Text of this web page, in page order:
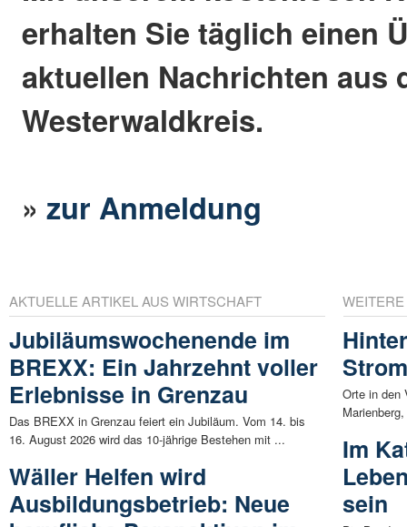
erhalten Sie täglich einen
aktuellen Nachrichten aus
Westerwaldkreis.
»zur Anmeldung
AKTUELLE ARTIKEL AUS WIRTSCHAFT
Jubiläumswochenende im
BREXX: Ein Jahrzehnt voller
Erlebnisse in Grenzau
Das BREXX in Grenzau feiert ein Jubiläum. Vom 14. bis
16. August 2026 wird das 10-jährige Bestehen mit ...
Wäller Helfen wird
Ausbildungsbetrieb: Neue
Orte in den
Im
sein